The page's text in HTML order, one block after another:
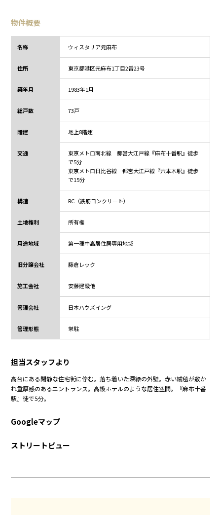
物件概要
名称 ウィスタリア元麻布
住所 東京都港区元麻布1丁目2番23号
築年月 1983年1月
総戸数 73戸
階建 地上8階建
交通
東京メトロ南北線 都営大江戸線『麻布十番駅』徒歩
で5分
東京メトロ日比谷線 都営大江戸線『六本木駅』徒歩
で15分
構造 RC（鉄筋コンクリート）
土地権利 所有権
用途地域 第一種中高層住居専用地域
旧分譲会社 藤倉レック
施工会社 安藤建設他
管理会社 日本ハウズイング
管理形態 常駐
担当スタッフより
高台にある閑静な住宅街に佇む。落ち着いた深緑の外壁。赤い絨毯が敷か
れ重厚感のあるエントランス。高級ホテルのような居住空間。『麻布十番
駅』徒で5分。
Googleマップ
ストリートビュー